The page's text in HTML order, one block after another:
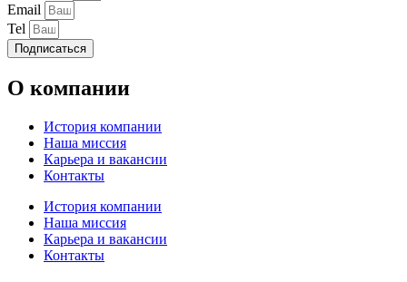
Email
Tel
Подписаться
О компании
История компании
Наша миссия
Карьера и вакансии
Контакты
История компании
Наша миссия
Карьера и вакансии
Контакты